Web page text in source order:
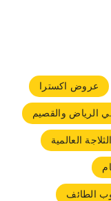
عروض اكسترا
الرياض والقصيم
العالمية
الطائف